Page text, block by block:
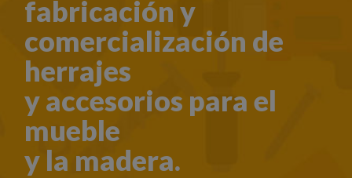
fabricación y
comercialización de
herrajes
y accesorios para el
mueble
y la madera.